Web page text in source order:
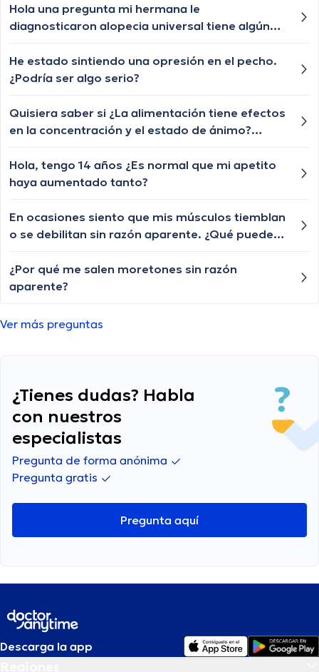
vuelve aparecer, qué especialista nos puede
ayudar?
Hola una pregunta mi hermana le
diagnosticaron alopecia universal tiene algún
las cejas y pestañas , aunque ya le están
creciendo de a poquito pero lento y chiquititos
pestañas igual algún tratamiento q le ayude a
crecer o esa enfermedad ya no tiene
He estado sintiendo una opresión en el pecho.
¿Podría ser algo serio?
Quisiera saber si ¿La alimentación tiene efectos
en la concentración y el estado de ánimo?
Hola, tengo 14 años ¿Es normal que mi apetito
haya aumentado tanto?
En ocasiones siento que mis músculos tiemblan
o se debilitan sin razón aparente. ¿Qué puede
¿Por qué me salen moretones sin razón
aparente?
Ver más preguntas
¿Tienes dudas? Habla
con nuestros
especialistas
Pregunta de forma anónima
Pregunta gratis
Pregunta aquí
Descarga la app